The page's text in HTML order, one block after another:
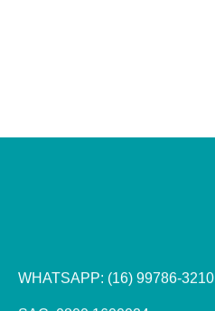
WHATSAPP: (16) 99786-3210